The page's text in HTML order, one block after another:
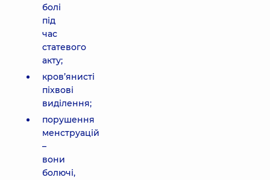
болі
під
час
статевого
акту;
кров’янисті
піхвові
виділення;
порушення
менструацій
–
вони
болючі,